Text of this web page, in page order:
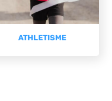
ATHLETISME